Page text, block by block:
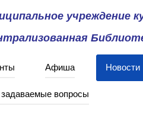
учреждение
Афиша Новости
задаваемые вопросы